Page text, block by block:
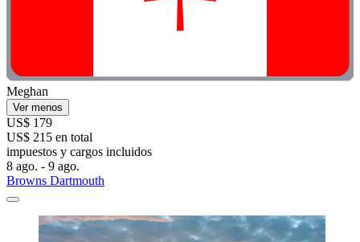
Meghan
Ver menos
US$ 179
US$ 215 en total
impuestos y cargos incluidos
8 ago. - 9 ago.
Browns Dartmouth